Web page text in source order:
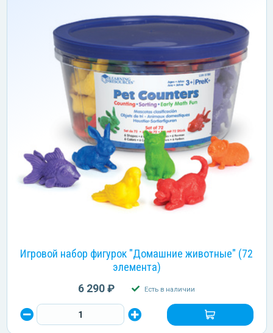
Игровой набор фигурок "Домашние животные" (72
элемента)
6 290 ₽ Есть в наличии